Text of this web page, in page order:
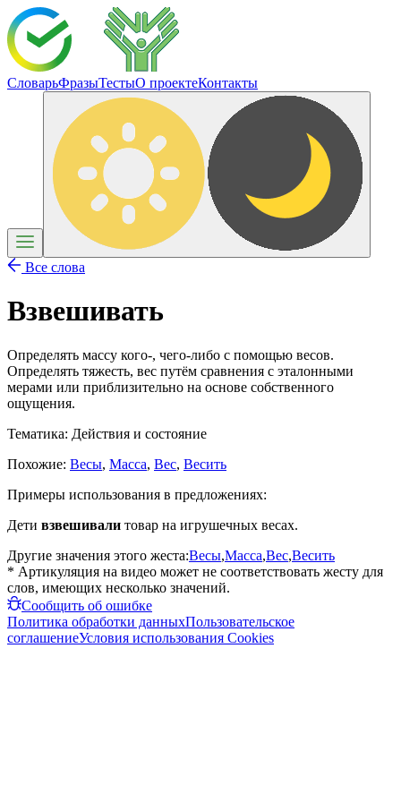
СловарьФразыТестыО проектеКонтакты
Все слова
Взвешивать
Определять массу кого-, чего-либо с помощью весов.
Определять тяжесть, вес путём сравнения с эталонными
мерами или приблизительно на основе собственного
ощущения.
Тематика: Действия и состояние
Похожие: Весы, Масса, Вес, Весить
Примеры использования в предложениях:
Дети взвешивали товар на игрушечных весах.
Другие значения этого жеста:Весы,Масса,Вес,Весить
* Артикуляция на видео может не соответствовать жесту для
слов, имеющих несколько значений.
Сообщить об ошибке
Политика обработки данныхПользовательское
соглашениеУсловия использования Cookies